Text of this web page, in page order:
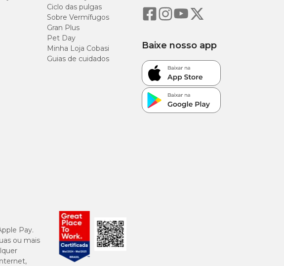
80 g
900 g
780 UI
0,98 mg
Ciclo das pulgas
Sobre Vermífugos
Gran Plus
Pet Day
Minha Loja Cobasi
Guias de cuidados
Baixe nosso app
Pay.
ou mais